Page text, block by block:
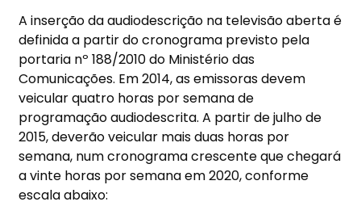
A inserção da audiodescrição na televisão aberta é
definida a partir do cronograma previsto pela
portaria nº 188/2010 do Ministério das
Comunicações. Em 2014, as emissoras devem
veicular quatro horas por semana de
programação audiodescrita. A partir de julho de
2015, deverão veicular mais duas horas por
semana, num cronograma crescente que chegará
a vinte horas por semana em 2020, conforme
escala abaixo: